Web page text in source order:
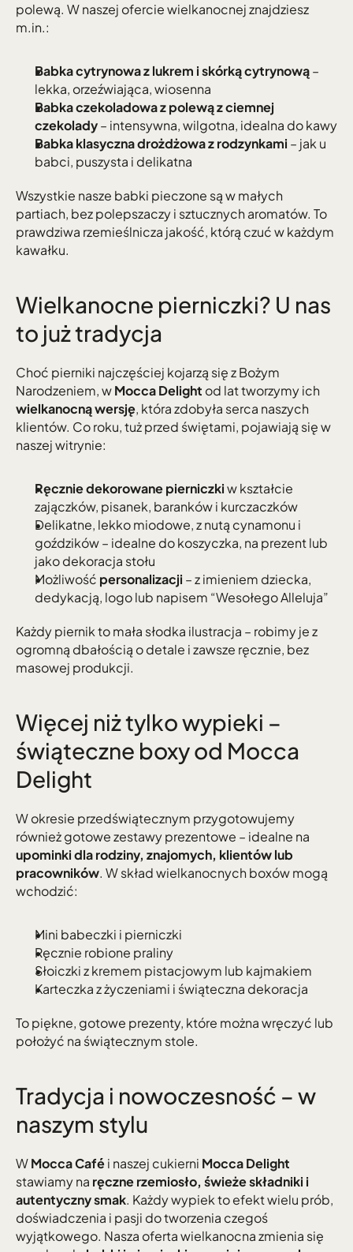
polewą. W naszej ofercie wielkanocnej znajdziesz
m.in.:
Babka cytrynowa z lukrem i skórką cytrynową –
lekka, orzeźwiająca, wiosenna
Babka czekoladowa z polewą z ciemnej
czekolady – intensywna, wilgotna, idealna do kawy
Babka klasyczna drożdżowa z rodzynkami – jak u
babci, puszysta i delikatna
Wszystkie nasze babki pieczone są w małych
partiach, bez polepszaczy i sztucznych aromatów. To
prawdziwa rzemieślnicza jakość, którą czuć w każdym
kawałku.
Wielkanocne pierniczki? U nas
to już tradycja
Choć pierniki najczęściej kojarzą się z Bożym
Narodzeniem, w Mocca Delight
wielkanocną wersję, która zdobyła serca naszych
klientów. Co roku, tuż przed świętami, pojawiają się w
naszej witrynie:
Ręcznie dekorowane pierniczki w kształcie
zajączków, pisanek, baranków i kurczaczków
Delikatne, lekko miodowe, z nutą cynamonu i
goździków – idealne do koszyczka, na prezent lub
jako dekoracja stołu
Możliwość personalizacji – z imieniem dziecka,
dedykacją, logo lub napisem “Wesołego Alleluja”
Każdy piernik to mała słodka ilustracja – robimy je z
ogromną dbałością o detale i zawsze ręcznie, bez
masowej produkcji.
Więcej niż tylko wypieki –
świąteczne boxy od Mocca
Delight
W okresie przedświątecznym przygotowujemy
upominki dla rodziny, znajomych, klientów lub
pracowników. W skład wielkanocnych boxów mogą
wchodzić:
Mini babeczki i pierniczki
Ręcznie robione praliny
Słoiczki z kremem pistacjowym lub kajmakiem
Karteczka z życzeniami i świąteczna dekoracja
To piękne, gotowe prezenty, które można wręczyć lub
położyć na świątecznym stole.
Tradycja i nowoczesność – w
naszym stylu
W Mocca Café i naszej cukierni Mocca Delight
stawiamy na ręczne rzemiosło, świeże składniki i
autentyczny smak. Każdy wypiek to efekt wielu prób,
doświadczenia i pasji do tworzenia czegoś
wyjątkowego. Nasza oferta wielkanocna zmienia się